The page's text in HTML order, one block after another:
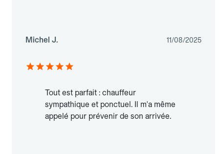
Michel J. 11/08/2025
Tout est parfait : chauffeur
sympathique et ponctuel. Il m'a même
appelé pour prévenir de son arrivée.